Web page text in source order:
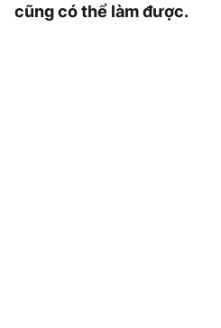
cũng có thể làm được.